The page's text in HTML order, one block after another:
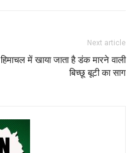
Next article
हिमाचल में खाया जाता है डंक मारने वाली
बिच्छू बूटी का साग